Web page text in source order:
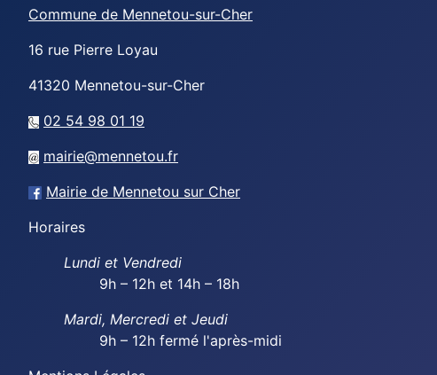
Commune de Mennetou-sur-Cher
16 rue Pierre Loyau
41320 Mennetou-sur-Cher
02 54 98 01 19
mairie@mennetou.fr
Mairie de Mennetou sur Cher
Horaires
Lundi et Vendredi
9h – 12h et 14h – 18h
Mardi, Mercredi et Jeudi
9h – 12h fermé l'après-midi